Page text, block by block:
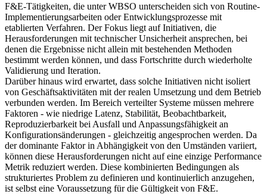
F&E-Tätigkeiten, die unter WBSO unterscheiden sich von Routine-
Implementierungsarbeiten oder Entwicklungsprozesse mit
etablierten Verfahren. Der Fokus liegt auf Initiativen, die
Herausforderungen mit technischer Unsicherheit ansprechen, bei
denen die Ergebnisse nicht allein mit bestehenden Methoden
bestimmt werden können, und dass Fortschritte durch wiederholte
Validierung und Iteration.
Darüber hinaus wird erwartet, dass solche Initiativen nicht isoliert
von Geschäftsaktivitäten mit der realen Umsetzung und dem Betrieb
verbunden werden. Im Bereich verteilter Systeme müssen mehrere
Faktoren - wie niedrige Latenz, Stabilität, Beobachtbarkeit,
Reproduzierbarkeit bei Ausfall und Anpassungsfähigkeit an
Konfigurationsänderungen - gleichzeitig angesprochen werden. Da
der dominante Faktor in Abhängigkeit von den Umständen variiert,
können diese Herausforderungen nicht auf eine einzige Performance
Metrik reduziert werden. Diese kombinierten Bedingungen als
strukturiertes Problem zu definieren und kontinuierlich anzugehen,
ist selbst eine Voraussetzung für die Gültigkeit von F&E.